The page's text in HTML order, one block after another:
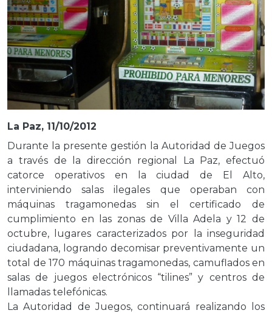
La Paz, 11/10/2012
Durante la presente gestión la Autoridad de Juegos
a través de la dirección regional La Paz, efectuó
catorce operativos en la ciudad de El Alto,
interviniendo salas ilegales que operaban con
máquinas tragamonedas sin el certificado de
cumplimiento en las zonas de Villa Adela y 12 de
octubre, lugares caracterizados por la inseguridad
ciudadana, logrando decomisar preventivamente un
total de 170 máquinas tragamonedas, camuflados en
salas de juegos electrónicos “tilines” y centros de
llamadas telefónicas.
La Autoridad de Juegos, continuará realizando los